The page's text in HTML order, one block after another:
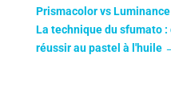
Prismacolor vs Luminance
La technique du sfumato
réussir au pastel à l'huile